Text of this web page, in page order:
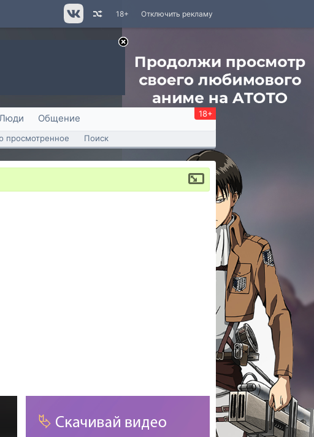
Отключить рекламу
18+
Общение 18+
просмотренное Поиск